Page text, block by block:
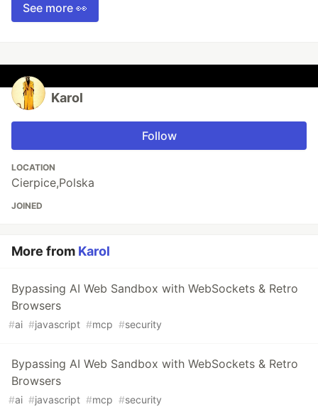
See more 👀
Karol
Follow
LOCATION
Cierpice,Polska
JOINED
More from Karol
Bypassing AI Web Sandbox with WebSockets & Retro
Browsers
#ai #javascript #mcp #security
Bypassing AI Web Sandbox with WebSockets & Retro
Browsers
#ai #javascript #mcp #security